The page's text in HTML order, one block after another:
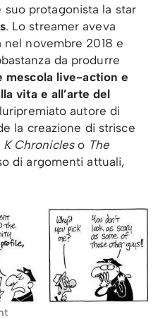
protagonista la star
. Lo streamer aveva
novembre 2018 e
da produrre
mescola live-action e
vita e all’arte del
autore di
la creazione di strisce
K Chronicleso The
di argomenti attuali,